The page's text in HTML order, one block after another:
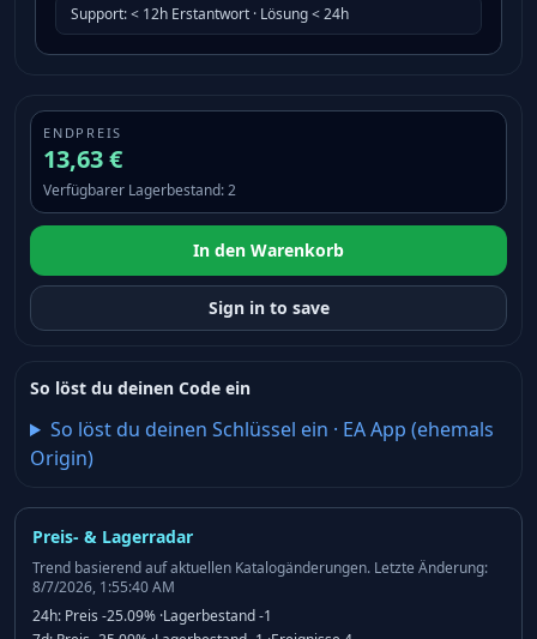
Support:< 12h Erstantwort · Lösung < 24h
Preis- & Lagerradar
Trend basierend auf aktuellen Katalogänderungen. Letzte Änderung:
8/7/2026, 1:55:40 AM
24h: Preis -25.09% ·Lagerbestand-1
ENDPREIS
13,63 €
Verfügbarer Lagerbestand:2
In den Warenkorb
Sign in to save
So löst du deinen Code ein
So löst du deinen Schlüssel ein · EA App (ehemals
Origin)